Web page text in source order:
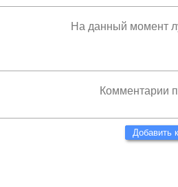
На данный момент
Комментарии
Добавить